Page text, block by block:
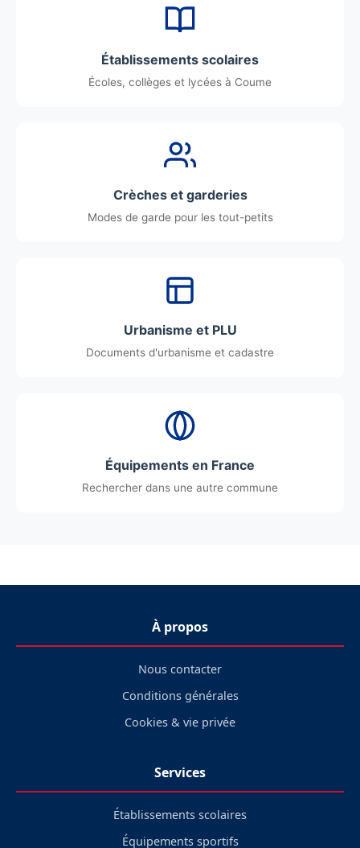
Établissements scolaires
Écoles, collèges et lycées à Coume
Crèches et garderies
Modes de garde pour les tout-petits
Urbanisme et PLU
Documents d'urbanisme et cadastre
Équipements en France
Rechercher dans une autre commune
À propos
Nous contacter
Conditions générales
Cookies & vie privée
Services
Établissements scolaires
Équipements sportifs